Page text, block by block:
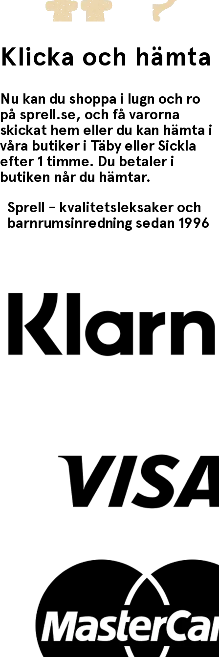
Klicka och hämta
Nu kan du shoppa i lugn och ro
på sprell.se, och få varorna
skickat hem eller du kan hämta i
våra butiker i Täby eller Sickla
efter 1 timme. Du betaler i
butiken når du hämtar.
Sprell - kvalitetsleksaker och
barnrumsinredning sedan 1996